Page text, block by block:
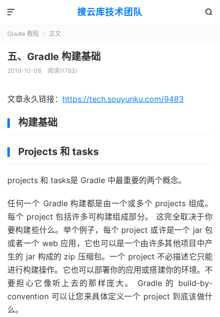
搜云库技术团队 

Gradle 教程  正文
五、Gradle 构建基础
2019-10-08 阅读(1783)
文章永久链接： https://tech.souyunku.com/9483
构建基础
Projects 和 tasks
projects 和 tasks是 Gradle 中最重要的两个概念。
任何一个 Gradle 构建都是由一个或多个 projects 组成。
每个 project 包括许多可构建组成部分。 这完全取决于你
要构建些什么。举个例子，每个 project 或许是一个 jar 包
或者一个 web 应用，它也可以是一个由许多其他项目中产
生的 jar 构成的 zip 压缩包。一个 project 不必描述它只能
进行构建操作。它也可以部署你的应用或搭建你的环境。不
要担心它像听上去的那样庞大。 Gradle 的 build-by-
convention 可以让您来具体定义一个 project 到底该做什
么。